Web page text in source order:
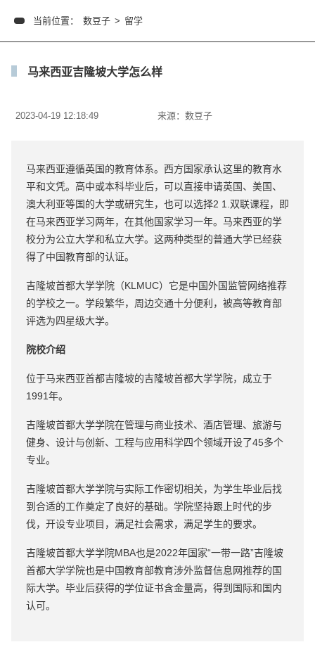
当前位置： 数豆子 > 留学
马来西亚吉隆坡大学怎么样
2023-04-19 12:18:49 来源： 数豆子
马来西亚遵循英国的教育体系。西方国家承认这里的教育水
平和文凭。高中或本科毕业后，可以直接申请英国、美国、
澳大利亚等国的大学或研究生，也可以选择2 1.双联课程，即
在马来西亚学习两年，在其他国家学习一年。马来西亚的学
校分为公立大学和私立大学。这两种类型的普通大学已经获
得了中国教育部的认证。
吉隆坡首都大学学院（KLMUC）它是中国外国监管网络推荐
的学校之一。学段繁华，周边交通十分便利，被高等教育部
评选为四星级大学。
院校介绍
位于马来西亚首都吉隆坡的吉隆坡首都大学学院，成立于
1991年。
吉隆坡首都大学学院在管理与商业技术、酒店管理、旅游与
健身、设计与创新、工程与应用科学四个领域开设了45多个
专业。
吉隆坡首都大学学院与实际工作密切相关，为学生毕业后找
到合适的工作奠定了良好的基础。学院坚持跟上时代的步
伐，开设专业项目，满足社会需求，满足学生的要求。
吉隆坡首都大学学院MBA也是2022年国家“一带一路”吉隆坡
首都大学学院也是中国教育部教育涉外监督信息网推荐的国
际大学。毕业后获得的学位证书含金量高，得到国际和国内
认可。